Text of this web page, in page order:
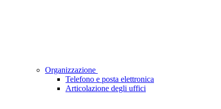
Organizzazione
Telefono e posta elettronica
Articolazione degli uffici